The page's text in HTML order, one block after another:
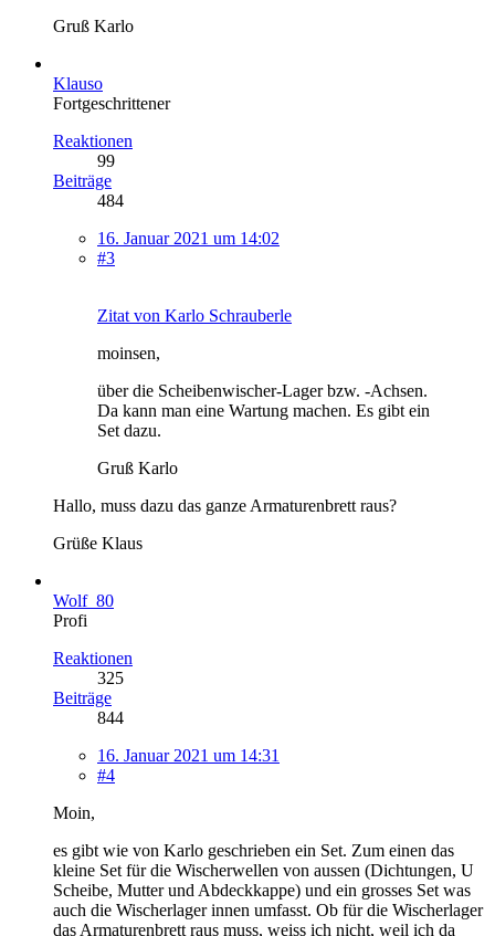
Gruß Karlo
Klauso
Fortgeschrittener
Reaktionen
99
Beiträge
484
16. Januar 2021 um 14:02
#3
Zitat von Karlo Schrauberle
moinsen,
über die Scheibenwischer-Lager bzw. -Achsen.
Da kann man eine Wartung machen. Es gibt ein
Set dazu.
Gruß Karlo
Hallo, muss dazu das ganze Armaturenbrett raus?
Grüße Klaus
Wolf_80
Profi
Reaktionen
325
Beiträge
844
16. Januar 2021 um 14:31
#4
Moin,
es gibt wie von Karlo geschrieben ein Set. Zum einen das
kleine Set für die Wischerwellen von aussen (Dichtungen, U
Scheibe, Mutter und Abdeckkappe) und ein grosses Set was
auch die Wischerlager innen umfasst. Ob für die Wischerlager
das Armaturenbrett raus muss, weiss ich nicht, weil ich da